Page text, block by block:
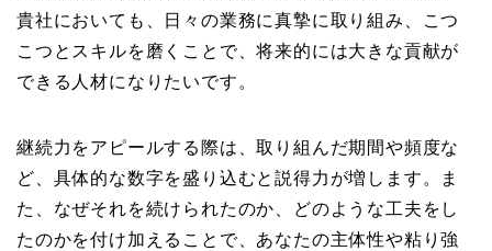
貴社においても、日々の業務に真摯に取り組み、こつ
こつとスキルを磨くことで、将来的には大きな貢献が
できる人材になりたいです。
継続力をアピールする際は、取り組んだ期間や頻度な
ど、具体的な数字を盛り込むと説得力が増します。ま
た、なぜそれを続けられたのか、どのような工夫をし
たのかを付け加えることで、あなたの主体性や粘り強